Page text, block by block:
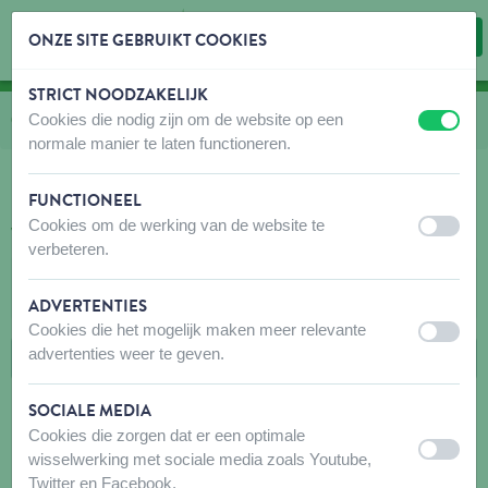
Inhoud overslaan
Taalkeuze overslaan
U bevindt zich hier:
van
Catalogus naar
Tuinvogels naar
Accessoires Voederhuizen
VOEDERHUIZEN
FILTERS
ONZE SITE GEBRUIKT COOKIES
STRICT NOODZAKELIJK
Cookies die nodig zijn om de website op een
normale manier te laten functioneren.
uit aan
FUNCTIONEEL
Cookies om de werking van de website te
verbeteren.
uit aan
ADVERTENTIES
Cookies die het mogelijk maken meer relevante
advertenties weer te geven.
uit aan
SOCIALE MEDIA
Cookies die zorgen dat er een optimale
wisselwerking met sociale media zoals Youtube,
Twitter en Facebook.
uit aan